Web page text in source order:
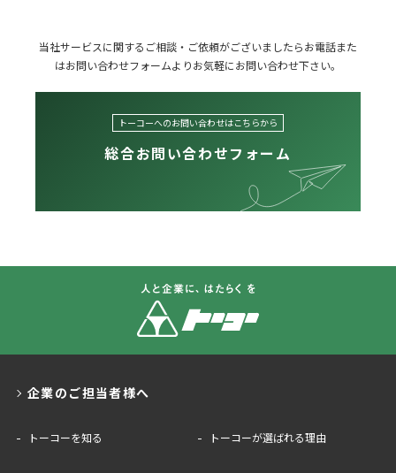
当社サービスに関するご相談・ご依頼がございましたらお電話また
はお問い合わせフォームよりお気軽にお問い合わせ下さい。
トーコーへのお問い合わせはこちらから
総合お問い合わせフォーム
企業のご担当者様へ
トーコーを知る トーコーが選ばれる理由